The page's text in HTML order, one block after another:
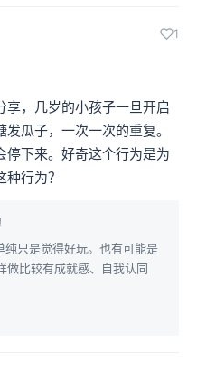
1
享，几岁的小孩子一旦开启
瓜子，一次一次的重复。
停下来。好奇这个行为是为
行为？
纯只是觉得好玩。也有可能是
做比较有成就感、自我认同